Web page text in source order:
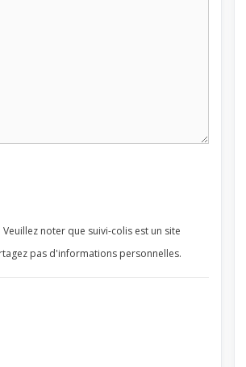
noter que suivi-colis est un site
pas d'informations personnelles.